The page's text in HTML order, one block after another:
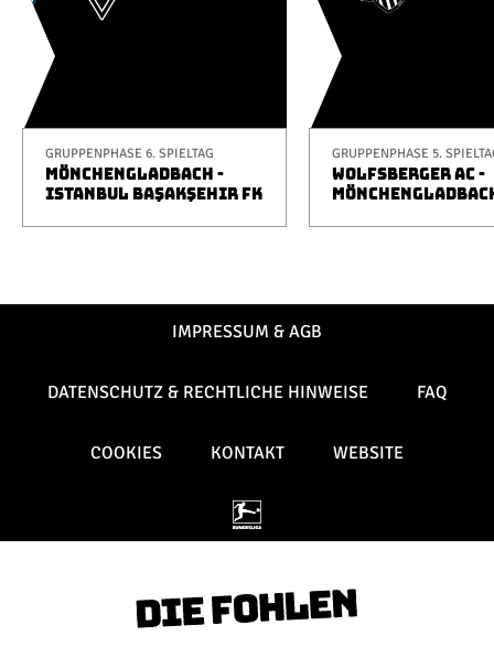
GRUPPENPHASE 6. SPIELTAG
MÖNCHENGLADBACH -
ISTANBUL BAŞAKŞEHIR FK
GRUPPENPHASE 5.
WOLFSBERGER AC -
IMPRESSUM & AGB
DATENSCHUTZ & RECHTLICHE HINWEISE FAQ
COOKIES KONTAKT WEBSITE